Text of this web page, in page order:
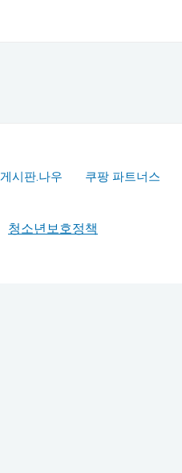
게시판.나우 쿠팡 파트너스
청소년보호정책